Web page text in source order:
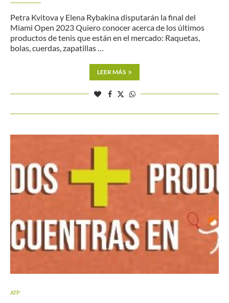
Petra Kvitova y Elena Rybakina disputarán la final del
Miami Open 2023 Quiero conocer acerca de los últimos
productos de tenis que están en el mercado: Raquetas,
bolas, cuerdas, zapatillas …
LEER MÁS
ATP